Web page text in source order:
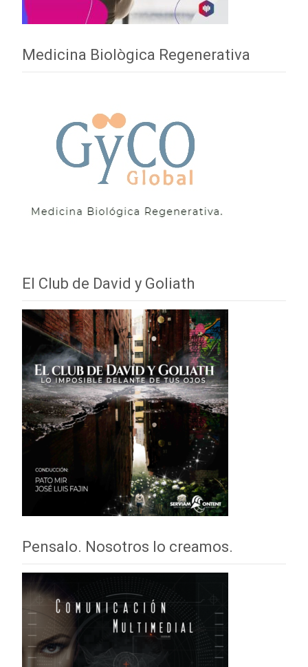
Medicina Biològica Regenerativa
El Club de David y Goliath
Pensalo. Nosotros lo creamos.